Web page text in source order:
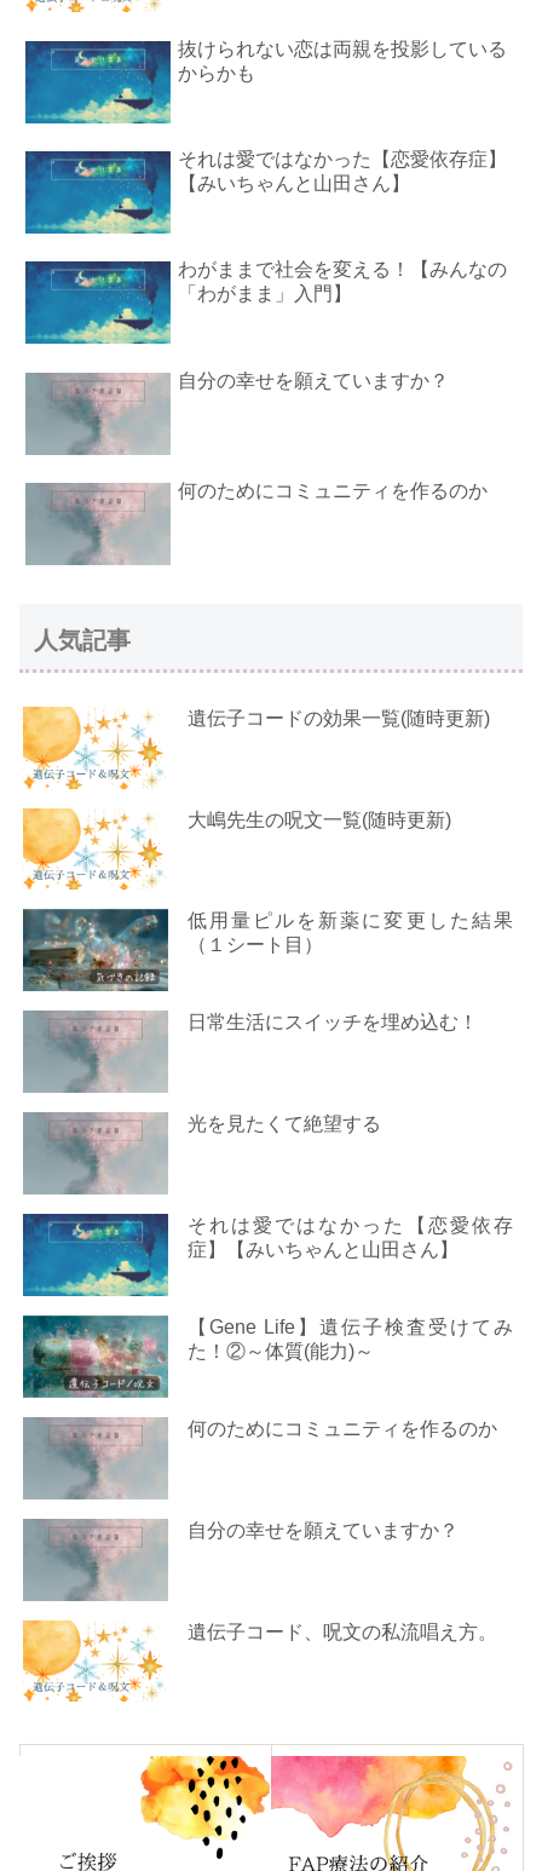
抜けられない恋は両親を投影している
からかも
それは愛ではなかった【恋愛依存症】
【みいちゃんと山田さん】
わがままで社会を変える！【みんなの
「わがまま」入門】
自分の幸せを願えていますか？
何のためにコミュニティを作るのか
人気記事
遺伝子コードの効果一覧(随時更新)
大嶋先生の呪文一覧(随時更新)
低用量ピルを新薬に変更した結果
（１シート目）
日常生活にスイッチを埋め込む！
光を見たくて絶望する
それは愛ではなかった【恋愛依存
症】【みいちゃんと山田さん】
【Gene Life】遺伝子検査受けてみ
た！②～体質(能力)～
何のためにコミュニティを作るのか
自分の幸せを願えていますか？
遺伝子コード、呪文の私流唱え方。